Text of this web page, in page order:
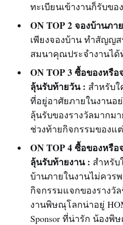
ทะเบียนเข้างานก็รับข
ON TOP 2 จองบ้านภา
เพียงจองบ้าน ทำสัญญ
สมนาคุณประจำงานไ
ON TOP 3 ซื้อของหรือ
ลุ้นรับท้ายวัน : สำหรับ
ที่อยู่อาศัยภายในงานอ
ลุ้นรับของรางวัลมากมา
ช่วงท้ายกิจกรรมของแ
ON TOP 4 ซื้อของหรือ
ลุ้นรับท้ายงาน : สำหรับ
บ้านภายในงานไม่ควร
กิจกรรมแจกของรางวั
งานพิษณุโลกน่าอยู่
Sponsor ที่น่ารัก น้องพิ